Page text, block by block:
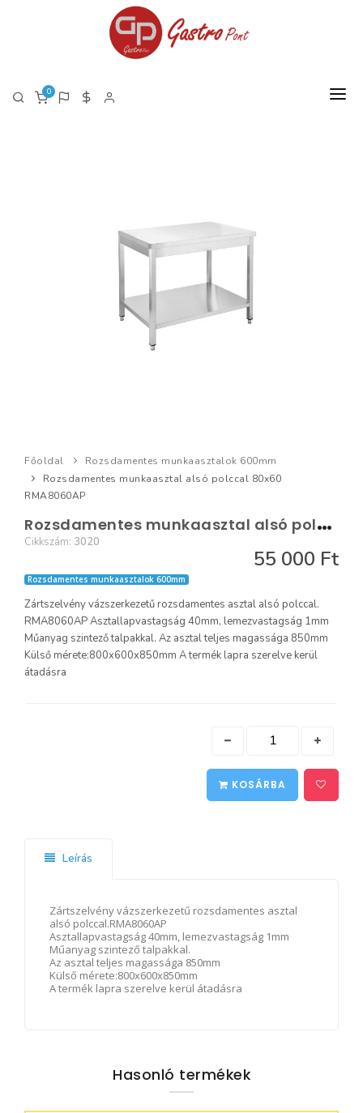
0
TERMÉK LISTA PDF
Főoldal
Rozsdamentes munkaasztalok 600mm
Rozsdamentes munkaasztal alsó polccal 80x60
RMA8060AP
R
ozsdamentes munkaasztal alsó polccal 80x60 RMA8060AP
Cikkszám: 3020
55 000 Ft
Rozsdamentes munkaasztalok 600mm
Zártszelvény vázszerkezetű rozsdamentes asztal alsó polccal.
RMA8060AP Asztallapvastagság 40mm, lemezvastagság 1mm
Műanyag szintező talpakkal. Az asztal teljes magassága 850mm
Külső mérete:800x600x850mm A termék lapra szerelve kerül
átadásra
KOSÁRBA
Leírás
Zártszelvény vázszerkezetű rozsdamentes asztal
alsó polccal.RMA8060AP
Asztallapvastagság 40mm, lemezvastagság 1mm
Műanyag szintező talpakkal.
Az asztal teljes magassága 850mm
Külső mérete:800x600x850mm
A termék lapra szerelve kerül átadásra
Hasonló termékek